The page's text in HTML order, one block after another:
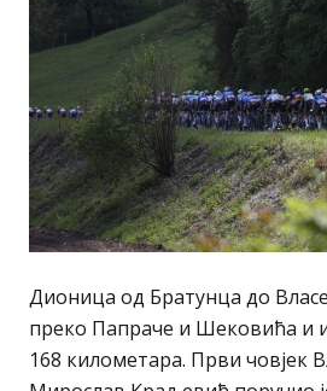
Дионица од Братунца до
преко Папраче и Шековића и
168 километара. Први човјек